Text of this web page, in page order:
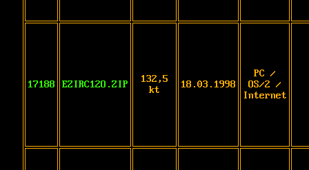
17188 EZIRC12O.ZIP
132,5
kt
18.03.1998
PC /
OS/2 /
Internet